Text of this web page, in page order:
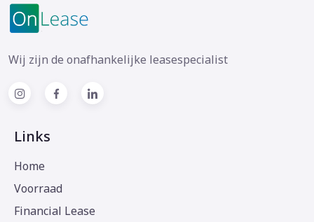
Wij zijn de onafhankelijke leasespecialist
Links
Home
Voorraad
Financial Lease